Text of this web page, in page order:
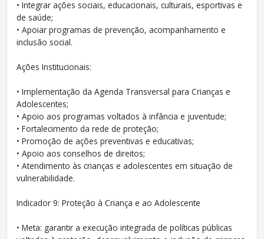
• Integrar ações sociais, educacionais, culturais, esportivas e
de saúde;
• Apoiar programas de prevenção, acompanhamento e
inclusão social.
Ações Institucionais:
• Implementação da Agenda Transversal para Crianças e
Adolescentes;
• Apoio aos programas voltados à infância e juventude;
• Fortalecimento da rede de proteção;
• Promoção de ações preventivas e educativas;
• Apoio aos conselhos de direitos;
• Atendimento às crianças e adolescentes em situação de
vulnerabilidade.
Indicador 9: Proteção à Criança e ao Adolescente
• Meta: garantir a execução integrada de políticas públicas